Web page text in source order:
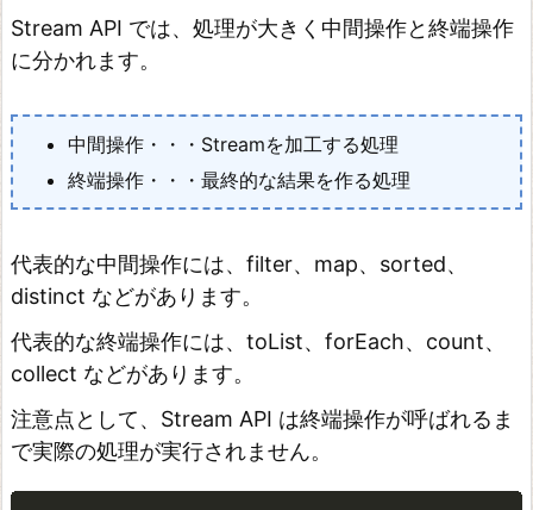
t
の
c
l
l
e
c
t
の
使
Stream API では、処理が大きく中間操作と終端操作
に分かれます。
中間操作・・・Streamを加工する処理
終端操作・・・最終的な結果を作る処理
代表的な中間操作には、filter、map、sorted、
distinct などがあります。
代表的な終端操作には、toList、forEach、count、
collect などがあります。
注意点として、Stream API は終端操作が呼ばれるま
で実際の処理が実行されません。